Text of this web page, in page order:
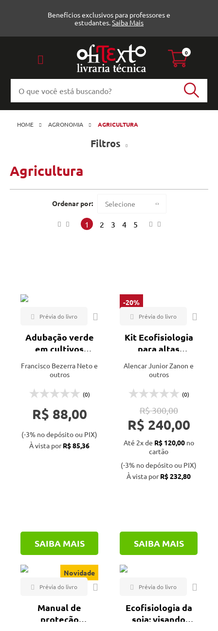
Benefícios exclusivos para professores e
estudantes. Saiba Mais
0
HOME AGRONOMIA AGRICULTURA
Filtros
Agricultura (198)
Agro Livros (3)
Agrobook (11)
Blucher (4)
Bookman (1)
Clube de Autores (2)
Dialética (1)
Edição do Autor (3)
Editus (2)
Eduel (1)
Eduem (1)
FEALQ (15)
FUNEP (1)
Icone editora (1)
Instituto Plantarum (3)
Interciência (2)
Agricultura
Ordenar por: Selecione
Maior preço
1 2 3 4 5
Adubação verde
em cultivos
em ambiente
Francisco Bezerra Neto e
outros
(0)
R$ 88,00
(-3% no depósito ou PIX)
À vista porR$ 85,36
SAIBA MAIS
-20%
Kit Ecofisiologia
para altas
produtividades
Alencar Junior Zanon e
outros
(0)
R$ 300,00
R$ 240,00
Até 2x de R$ 120,00no
cartão
(-3% no depósito ou PIX)
À vista porR$ 232,80
SAIBA MAIS
Novidade
Manual de
proteção
Ecofisiologia da
soja: visando